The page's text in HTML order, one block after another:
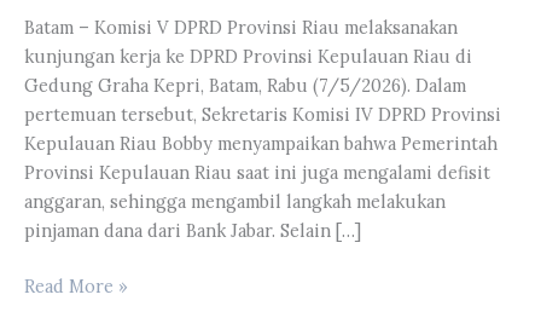
Batam – Komisi V DPRD Provinsi Riau melaksanakan
kunjungan kerja ke DPRD Provinsi Kepulauan Riau di
Gedung Graha Kepri, Batam, Rabu (7/5/2026). Dalam
pertemuan tersebut, Sekretaris Komisi IV DPRD Provinsi
Kepulauan Riau Bobby menyampaikan bahwa Pemerintah
Provinsi Kepulauan Riau saat ini juga mengalami defisit
anggaran, sehingga mengambil langkah melakukan
pinjaman dana dari Bank Jabar. Selain […]
Komisi
Read More »